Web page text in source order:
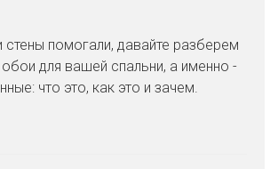
помогали, давайте разберем
для вашей спальни, а именно -
что это, как это и зачем.